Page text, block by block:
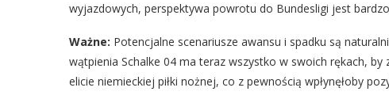
wyjazdowych, perspektywa powrotu do Bundesligi jest
Ważne: Potencjalne scenariusze awansu i spadku są
wątpienia Schalke 04 ma teraz wszystko w swoich rękach,
elicie niemieckiej piłki nożnej, co z pewnością wpłynęłoby